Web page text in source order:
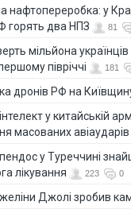
нафтопереробка: у
горять два НПЗ
81
мільйона
півріччі
181
дронів РФ на
у китайській
масованих авіаударів
у Туреччині
лікування
223 0
Джолі зробив